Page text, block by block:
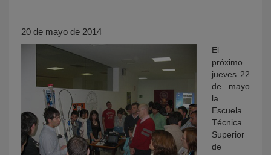
20 de mayo de 2014
El
próximo
jueves 22
de mayo
la
Escuela
Técnica
Superior
de